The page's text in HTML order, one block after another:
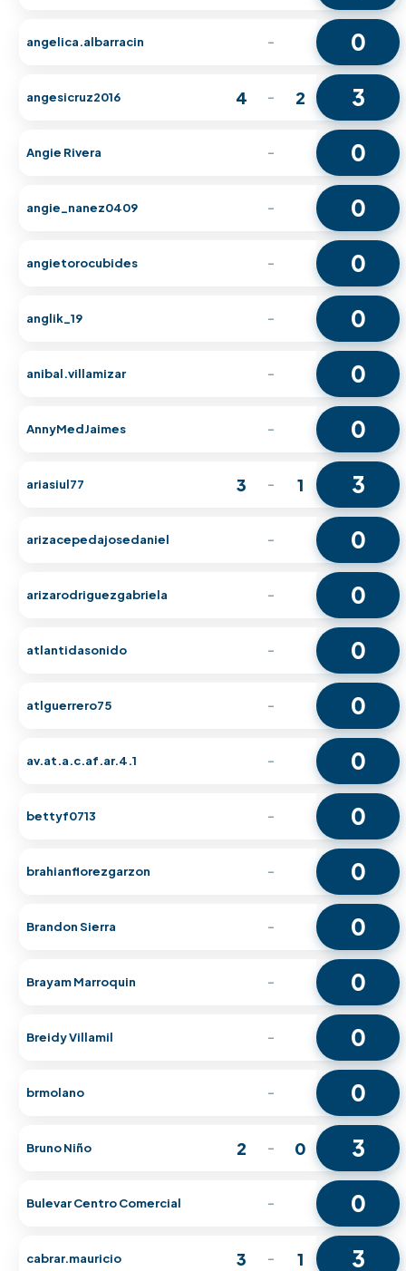
angelica.albarracin - 0
angesicruz2016 4 - 2 3
Angie Rivera - 0
angie_nanez0409 - 0
angietorocubides - 0
anglik_19 - 0
anibal.villamizar - 0
AnnyMedJaimes - 0
ariasiul77 3 - 1 3
arizacepedajosedaniel - 0
arizarodriguezgabriela - 0
atlantidasonido - 0
atlguerrero75 - 0
av.at.a.c.af.ar.4.1 - 0
bettyf0713 - 0
brahianflorezgarzon - 0
Brandon Sierra - 0
Brayam Marroquin - 0
Breidy Villamil - 0
brmolano - 0
Bruno Niño 2 - 0 3
Bulevar Centro Comercial - 0
cabrar.mauricio 3 - 1 3